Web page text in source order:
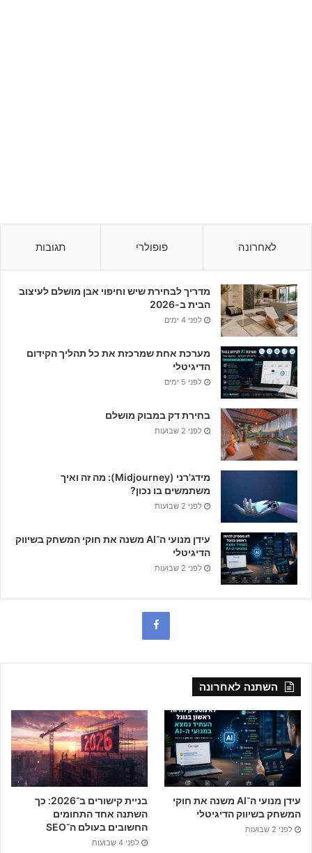
לאחרונה פופולרי תגובות
מדריך לבחירת שיש וחיפוי אבן מושלם לעיצוב
הבית ב-2026
לפני 4 ימים
מערכת אחת שמרכזת את כל תהליך הקידום
הדיגיטלי
לפני 5 ימים
בחירת דק במבוק מושלם
לפני 2 שבועות
מידג'רני (Midjourney): מה זה ואיך
משתמשים בו נכון?
לפני 2 שבועות
עידן מנועי ה־AI משנה את חוקי המשחק בשיווק
הדיגיטלי
לפני 2 שבועות
b
o
o
השתנה לאחרונה
עידן מנועי ה־AI משנה את חוקי
המשחק בשיווק הדיגיטלי
לפני 2 שבועות
בניית קישורים ב־2026: כך
השתנה אחד התחומים
החשובים בעולם ה־SEO
לפני 4 שבועות